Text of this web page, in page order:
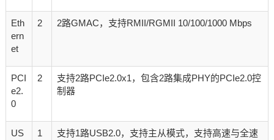
Eth
ern
et
2 2路GMAC，支持RMII/RGMII 10/100/1000 Mbps
PCI
e2.
0
2
支持2路PCIe2.0x1，包含2路集成PHY的PCIe2.0控
制器
US
1
支持1路USB2.0，支持主从模式，支持高速与全速